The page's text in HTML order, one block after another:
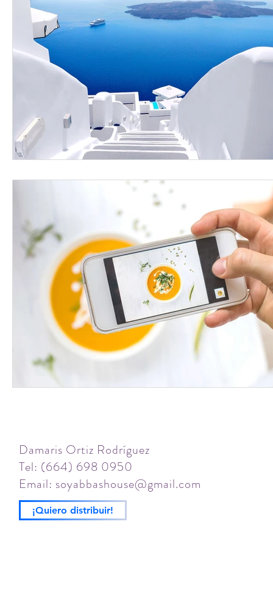
Damaris Ortiz Rodríguez
Tel: (664) 698 0950
Email: soyabbashouse@gmail.com
¡Quiero distribuir!